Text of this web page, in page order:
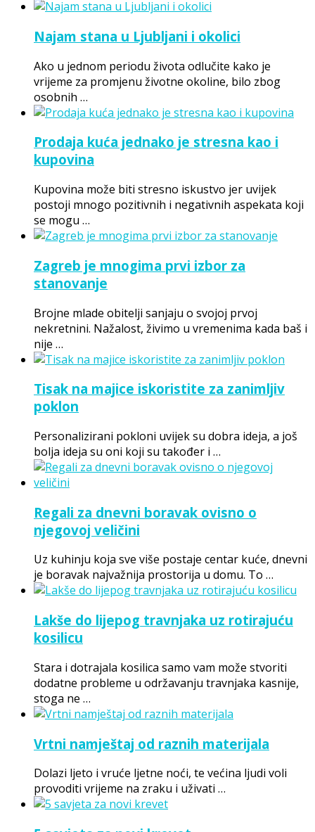
Najam stana u Ljubljani i okolici
Ako u jednom periodu života odlučite kako je
vrijeme za promjenu životne okoline, bilo zbog
osobnih …
Prodaja kuća jednako je stresna kao i
kupovina
Kupovina može biti stresno iskustvo jer uvijek
postoji mnogo pozitivnih i negativnih aspekata koji
se mogu …
Zagreb je mnogima prvi izbor za
stanovanje
Brojne mlade obitelji sanjaju o svojoj prvoj
nekretnini. Nažalost, živimo u vremenima kada baš i
nije …
Tisak na majice iskoristite za zanimljiv
poklon
Personalizirani pokloni uvijek su dobra ideja, a još
bolja ideja su oni koji su također i …
Regali za dnevni boravak ovisno o
njegovoj veličini
Uz kuhinju koja sve više postaje centar kuće, dnevni
je boravak najvažnija prostorija u domu. To …
Lakše do lijepog travnjaka uz rotirajuću
kosilicu
Stara i dotrajala kosilica samo vam može stvoriti
dodatne probleme u održavanju travnjaka kasnije,
stoga ne …
Vrtni namještaj od raznih materijala
Dolazi ljeto i vruće ljetne noći, te većina ljudi voli
provoditi vrijeme na zraku i uživati …